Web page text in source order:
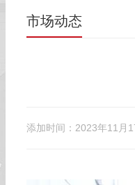
市场动态
添加时间：2023年11月